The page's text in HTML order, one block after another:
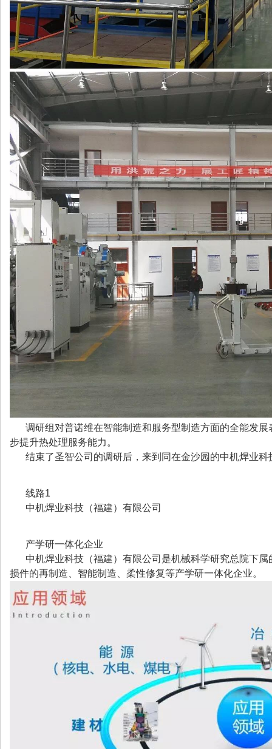
调研组对普诺维在智能制造和服务型制造方面的全能发
步提升热处理服务能力。
结束了圣智公司的调研后，来到同在金沙园的中机焊业
线路1
中机焊业科技（福建）有限公司
产学研一体化企业
中机焊业科技（福建）有限公司是机械科学研究总院下
损件的再制造、智能制造、柔性修复等产学研一体化企业。